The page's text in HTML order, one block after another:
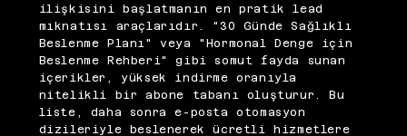
ilişkisini başlatmanın en pratik lead
mıknatısı araçlarıdır. "30 Günde Sağlıklı
Beslenme Planı" veya "Hormonal Denge için
Beslenme Rehberi" gibi somut fayda sunan
içerikler, yüksek indirme oranıyla
nitelikli bir abone tabanı oluşturur. Bu
liste, daha sonra e-posta otomasyon
dizileriyle beslenerek ücretli hizmetlere